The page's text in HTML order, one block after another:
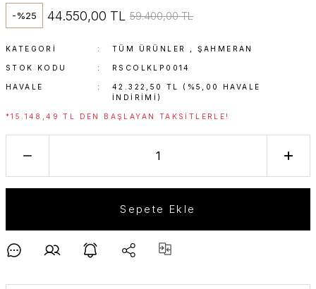
-%25 44.550,00 TL 59.400,00 TL
KATEGORI TÜM ÜRÜNLER ŞAHMERAN
STOK KODU RSCOLKLP0014
HAVALE
42.322,50 TL (%5,00 HAVALE
INDIRIMI)
*15.148,49 TL DEN BAŞLAYAN TAKSITLERLE!
Sepete Ekle